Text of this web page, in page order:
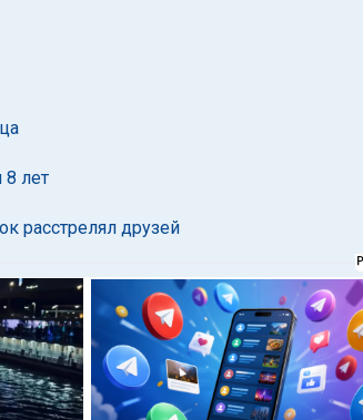
8 лет
расстрелял друзей